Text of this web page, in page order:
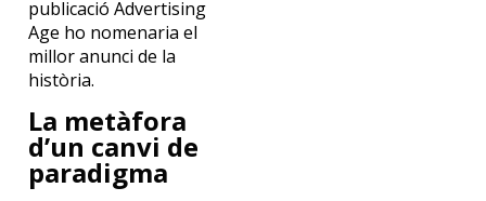
publicació Advertising
Age ho nomenaria el
millor anunci de la
història.
La metàfora
d’un canvi de
paradigma